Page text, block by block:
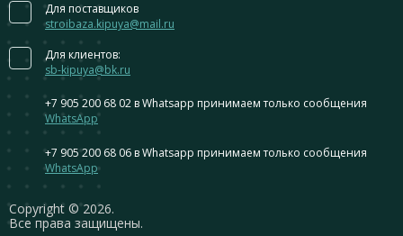
Сopyright © 2026.
Все права защищены.
Для поставщиков
stroibaza.kipuya@mail.ru
Для клиентов:
sb-kipuya@bk.ru
+7 905 200 68 02 в Whatsapp принимаем только сообщения
WhatsApp
+7 905 200 68 06 в Whatsapp принимаем только сообщения
WhatsApp